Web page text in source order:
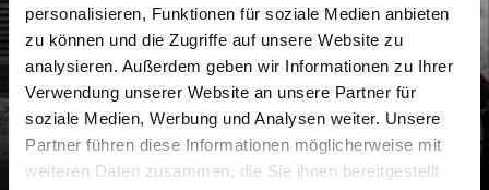
personalisieren, Funktionen für soziale Medien anbieten
zu können und die Zugriffe auf unsere Website zu
analysieren. Außerdem geben wir Informationen zu Ihrer
Verwendung unserer Website an unsere Partner für
soziale Medien, Werbung und Analysen weiter. Unsere
Partner führen diese Informationen möglicherweise mit
weiteren Daten zusammen, die Sie ihnen bereitgestellt
STOP THEM IN THEIR TRACKS